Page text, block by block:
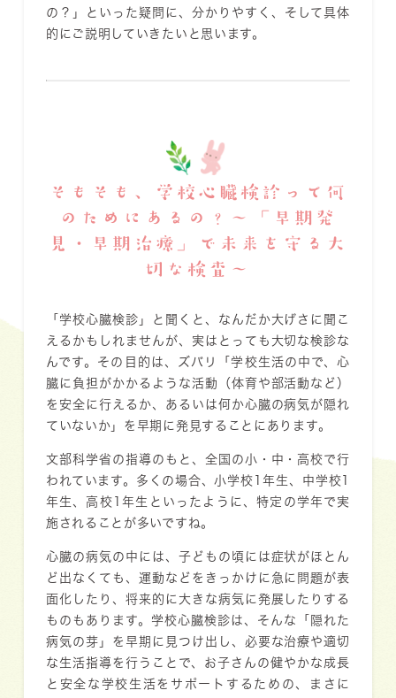
の？」といった疑問に、分かりやすく、そして具体
的にご説明していきたいと思います。
そもそも、学校心臓検診って何
のためにあるの？〜「早期発
見・早期治療」で未来を守る大
切な検査〜
「学校心臓検診」と聞くと、なんだか大げさに聞こ
えるかもしれませんが、実はとっても大切な検診な
んです。その目的は、ズバリ「 学校生活の中で、心
臓に負担がかかるような活動（体育や部活動など）
を安全に行えるか、あるいは何か心臓の病気が隠れ
ていないか 」を早期に発見することにあります。
文部科学省の指導のもと、全国の小・中・高校で行
われています。多くの場合、小学校1年生、中学校1
年生、高校1年生といったように、特定の学年で実
施されることが多いですね。
心臓の病気の中には、子どもの頃には症状がほとん
ど出なくても、運動などをきっかけに急に問題が表
面化したり、将来的に大きな病気に発展したりする
ものもあります。学校心臓検診は、そんな「 隠れた
病気の芽 」を早期に見つけ出し、必要な治療や適切
な生活指導を行うことで、お子さんの健やかな成長
と安全な学校生活をサポートするための、まさに